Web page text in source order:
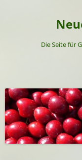
Die Seite für